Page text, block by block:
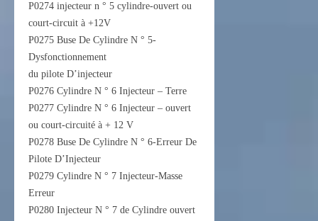
P0274 injecteur n ° 5 cylindre-ouvert ou
court-circuit à +12V
P0275 Buse De Cylindre N ° 5-
Dysfonctionnement
du pilote D’injecteur
P0276 Cylindre N ° 6 Injecteur – Terre
P0277 Cylindre N ° 6 Injecteur – ouvert
ou court-circuité à + 12 V
P0278 Buse De Cylindre N ° 6-Erreur De
Pilote D’Injecteur
P0279 Cylindre N ° 7 Injecteur-Masse
Erreur
P0280 Injecteur N ° 7 de Cylindre ouvert